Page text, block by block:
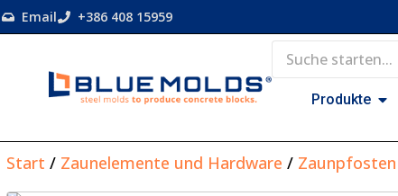
Email +386 408 15959
Produkte
Start / Zaunelemente und Hardware / Zaunpfosten